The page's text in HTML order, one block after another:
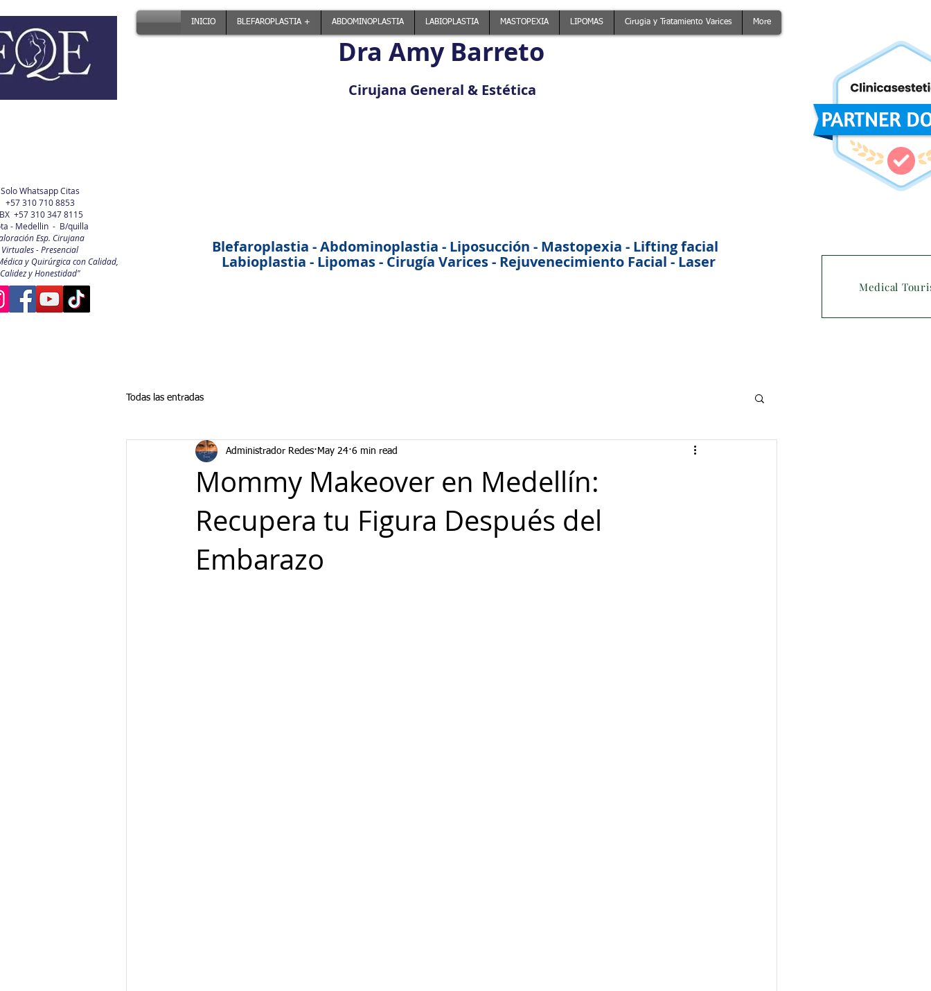
INICIO BLEFAROPLASTIA + ABDOMINOPLASTIA LABIOPLASTIA MASTOPEXIA LIPOMAS Cirugia y Tratamiento Varices More
Dra Amy Barreto
Cirujana General & Estética
Solo Whatsapp Citas
+57 310 710 8853
+57 310 347 8115
- Medellin - B/quilla
Esp. Cirujana
Virtuales - Presencial
y Quirúrgica con Calidad,
Calidez y Honestidad"
Blefaroplastia - Abdominoplastia - Liposucción - Mastopexia - Lifting facial
Labioplastia - Lipomas - Cirugía Varices - Rejuvenecimiento Facial - Laser
Medical
Todas las entradas
Mommy Makeover en Medellín:
Recupera tu Figura Después del
Embarazo
Administrador Redes May 24 6 min read